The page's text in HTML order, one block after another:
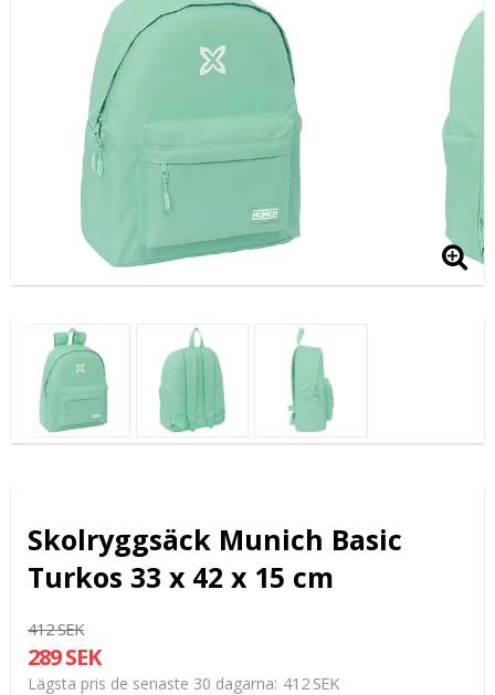
Skolryggsäck Munich Basic
Turkos 33 x 42 x 15 cm
412 SEK
289 SEK
Lägsta pris de senaste 30 dagarna 412 SEK